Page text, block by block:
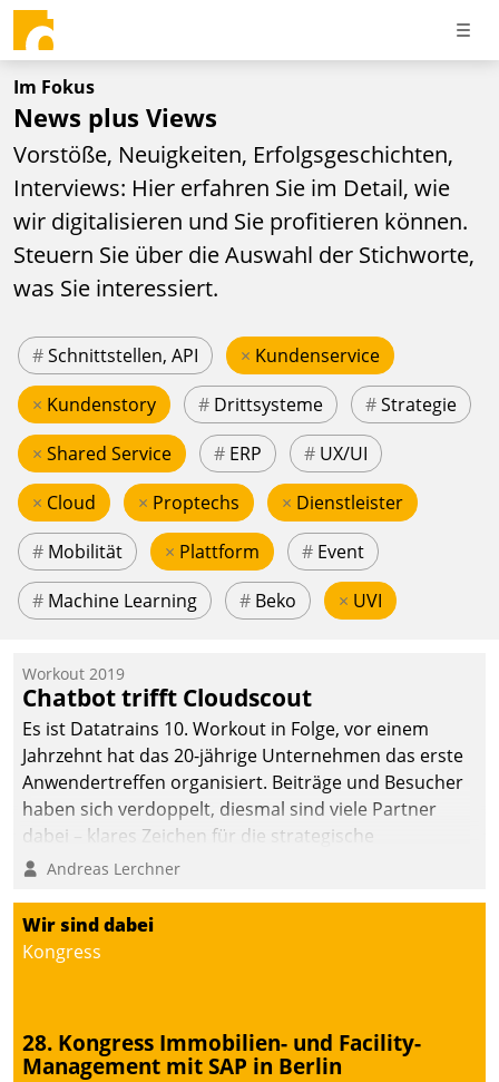
Im Fokus
News plus Views
Vorstöße, Neuigkeiten, Erfolgsgeschichten,
Interviews: Hier erfahren Sie im Detail, wie
wir digitalisieren und Sie profitieren können.
Steuern Sie über die Auswahl der Stichworte,
was Sie interessiert.
#Schnittstellen, API × Kundenservice
× Kundenstory # Drittsysteme #Strategie
× Shared Service # ERP # UX/UI
× Cloud × Proptechs × Dienstleister
# Mobilität × Plattform # Event
# Machine Learning # Beko × UVI
Workout 2019
Chatbot trifft Cloudscout
Es ist Datatrains 10. Workout in Folge, vor einem
Jahrzehnt hat das 20-jährige Unternehmen das erste
Anwendertreffen organisiert. Beiträge und Besucher
haben sich verdoppelt, diesmal sind viele Partner
dabei – klares Zeichen für die strategische
Fokussierung auf den Kunden.
Andreas Lerchner
Wir sind dabei
Kongress
28. Kongress Immobilien- und Facility-
Management mit SAP in Berlin